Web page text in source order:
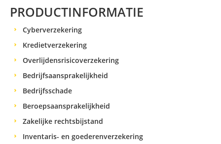
PRODUCTINFORMATIE
Cyberverzekering
Kredietverzekering
Overlijdensrisicoverzekering
Bedrijfsaansprakelijkheid
Bedrijfsschade
Beroepsaansprakelijkheid
Zakelijke rechtsbijstand
Inventaris- en goederenverzekering